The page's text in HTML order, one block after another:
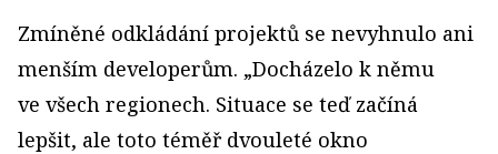
Zmíněné odkládání projektů se nevyhnulo ani
menším developerům. „Docházelo k němu
ve všech regionech. Situace se teď začíná
lepšit, ale toto téměř dvouleté okno